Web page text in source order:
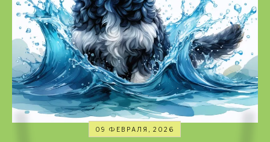
09 ФЕВРАЛЯ, 2026